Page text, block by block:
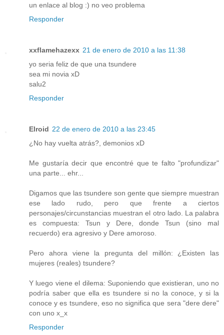
un enlace al blog :) no veo problema
Responder
xxflamehazexx 21 de enero de 2010 a las 11:38
yo seria feliz de que una tsundere
sea mi novia xD
salu2
Responder
Elroid 22 de enero de 2010 a las 23:45
¿No hay vuelta atrás?, demonios xD
Me gustaría decir que encontré que te falto "profundizar"
una parte... ehr...
Digamos que las tsundere son gente que siempre muestran
ese lado rudo, pero que frente a ciertos
personajes/circunstancias muestran el otro lado. La palabra
es compuesta: Tsun y Dere, donde Tsun (sino mal
recuerdo) era agresivo y Dere amoroso.
Pero ahora viene la pregunta del millón: ¿Existen las
mujeres (reales) tsundere?
Y luego viene el dilema: Suponiendo que existieran, uno no
podría saber que ella es tsundere si no la conoce, y si la
conoce y es tsundere, eso no significa que sera "dere dere"
con uno x_x
Responder